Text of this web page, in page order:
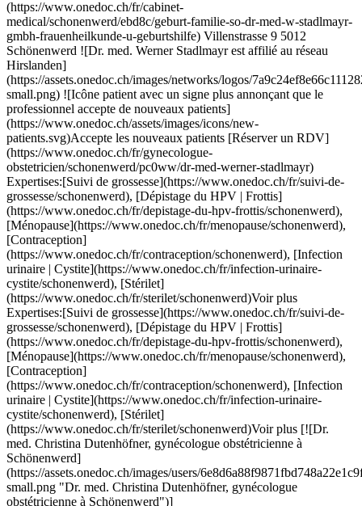
assets.onedoc.ch/images/networks/logos/7a9c24ef8e66c111282a51999a6cedf6d489b2b7daf5ce11d914499004b82a1b-small.png) ![Icône patient avec un signe plus annonçant que le professionnel accepte de nouveaux patients](https://www.onedoc.ch/assets/images/icons/new-patients.svg)Accepte les nouveaux patients [Réserver un RDV](https://www.onedoc.ch/fr/gynecologue-obstetricien/schonenwerd/pc0ww/dr-med-werner-stadlmayr) Expertises:[Suivi de grossesse](https://www.onedoc.ch/fr/suivi-de-grossesse/schonenwerd), [Dépistage du HPV | Frottis](https://www.onedoc.ch/fr/depistage-du-hpv-frottis/schonenwerd), [Ménopause](https://www.onedoc.ch/fr/menopause/schonenwerd), [Contraception](https://www.onedoc.ch/fr/contraception/schonenwerd), [Infection urinaire | Cystite](https://www.onedoc.ch/fr/infection-urinaire-cystite/schonenwerd), [Stérilet](https://www.onedoc.ch/fr/sterilet/schonenwerd)Voir plus Expertises:[Suivi de grossesse](https://www.onedoc.ch/fr/suivi-de-grossesse/schonenwerd), [Dépistage du HPV | Frottis](https://www.onedoc.ch/fr/depistage-du-hpv-frottis/schonenwerd), [Ménopause](https://www.onedoc.ch/fr/menopause/schonenwerd), [Contraception](https://www.onedoc.ch/fr/contraception/schonenwerd), [Infection urinaire | Cystite](https://www.onedoc.ch/fr/infection-urinaire-cystite/schonenwerd), [Stérilet](https://www.onedoc.ch/fr/sterilet/schonenwerd)Voir plus [![Dr. med. Christina Dutenhöfner, gynécologue obstétricienne à Schönenwerd](https://assets.onedoc.ch/images/users/6e8d6a88f9871fbd748a22e1c9f430b6bff0d05e94768ef05032808d2857944e-small.png "Dr. med. Christina Dutenhöfner, gynécologue obstétricienne à Schönenwerd")](https://www.onedoc.ch/fr/gynecologue-obstetricienne/schonenwerd/pc2rk/dr-med-christina-dutenhofner) ### [Dr. med. Christina Dutenhöfner](https://www.onedoc.ch/fr/gynecologue-obstetricienne/schonenwerd/pc2rk/dr-med-christina-dutenhofner) ![Badge indiquant un profil vérifié](https://www.onedoc.ch/assets/images/icons/checkmark.svg) [Gynécologue obstétricienne](https://www.onedoc.ch/fr/gynecologue-obstetricien/schonenwerd) [Geburt & Familie (SO) – Dr. med. W. Stadlmayr GmbH (Frauenheilkunde u. Geburtshilfe)](https://www.onedoc.ch/fr/cabinet-medical/schonenwerd/ebd8c/geburt-familie-so-dr-med-w-stadlmayr-gmbh-frauenheilkunde-u-geburtshilfe) Villenstrasse 9 5012 Schönenwerd ![Dr. med. Christina Dutenhöfner est affiliée au réseau Hirslanden](https://assets.onedoc.ch/images/networks/logos/7a9c24ef8e66c111282a51999a6cedf6d489b2b7daf5ce11d914499004b82a1b-small.png) ![Icône patient avec un signe plus annonçant que le professionnel accepte de nouveaux patients](https://www.onedoc.ch/assets/images/icons/new-patients.svg)Accepte les nouveaux patients [Réserver un RDV](https://www.onedoc.ch/fr/gynecologue-obstetricienne/schonenwerd/pc2rk/dr-med-christina-dutenhofner) Expertises:[Suivi de grossesse](https://www.onedoc.ch/fr/suivi-de-grossesse/schonenwerd), [Dépistage du HPV | Frottis](https://www.onedoc.ch/fr/depistage-du-hpv-frottis/schonenwerd), [Ménopause](https://www.onedoc.ch/fr/menopause/schonenwerd), [Contraception](https://www.onedoc.ch/fr/contraception/schonenwerd), [Infection urinaire | Cystite](https://www.onedoc.ch/fr/infection-urinaire-cystite/schonenwerd), [Stérilet](https://www.onedoc.ch/fr/sterilet/schonenwerd)Voir plus Expertises:[Suivi de grossesse](https://www.onedoc.ch/fr/suivi-de-grossesse/schonenwerd), [Dépistage du HPV | Frottis](https://www.onedoc.ch/fr/depistage-du-hpv-frottis/schonenwerd), [Ménopause](https://www.onedoc.ch/fr/menopause/schonenwerd), [Contraception](https://www.onedoc.ch/fr/contraception/schonenwerd), [Infection urinaire | Cystite](https://www.onedoc.ch/fr/infection-urinaire-cystite/schonenwerd), [Stérilet](https://www.onedoc.ch/fr/sterilet/schonenwerd)Voir plus [![Dr. med. Jeanette Mollet, gynécologue obstétricienne à Zofingue](https://assets.onedoc.ch/images/users/8a42577a7835b946d637d137d0105896197a7123702510da597b85690accb0d2-small.jpg "Dr. med. Jeanette Mollet, gynécologue obstétricienne à Zofingue")](https://www.onedoc.ch/fr/gynecologue-obstetricienne/zofingue/pcza4/dr-med-jeanette-mollet) ### [Dr. med. Jeanette Mollet](https://www.onedoc.ch/fr/gynecologue-obstetricienne/zofingue/pcza4/dr-med-jeanette-mollet) ![Badge indiquant un profil vérifié](https://www.onedoc.ch/assets/images/icons/checkmark.svg) [Gynécologue obstétricienne](https://www.onedoc.ch/fr/gynecologue-obstetricien/zofingue) [Frauen Praxis Dr. med. Franziska Jäggi](https://www.onedoc.ch/fr/cabinet-medical/zofingue/emar/frauen-praxis-dr-med-franziska-jaggi) Mühlethalstrasse 29 4800 Zofingue ![Icône patient avec un signe plus annonçant que le professionnel accepte de nouveaux patients](https://www.onedoc.ch/assets/images/icons/new-patients.svg)Accepte les nouveaux patients [Réserver un RDV](https://www.onedoc.ch/fr/gynecologue-obstetricienne/zofingue/pcza4/dr-med-jeanette-mollet) [![Dr. med. Andrea Käch, gynécologue obstétricienne à Zofingue](https://assets.onedoc.ch/images/users/1a243726d94965313a34f821e7c9138debdd323cb34311fbaa3c8724985d73e7-small.jpg "Dr. med. Andrea